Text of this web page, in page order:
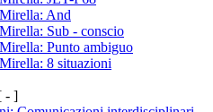
And
Sub - conscio
Punto ambiguo
8 situazioni
- ]